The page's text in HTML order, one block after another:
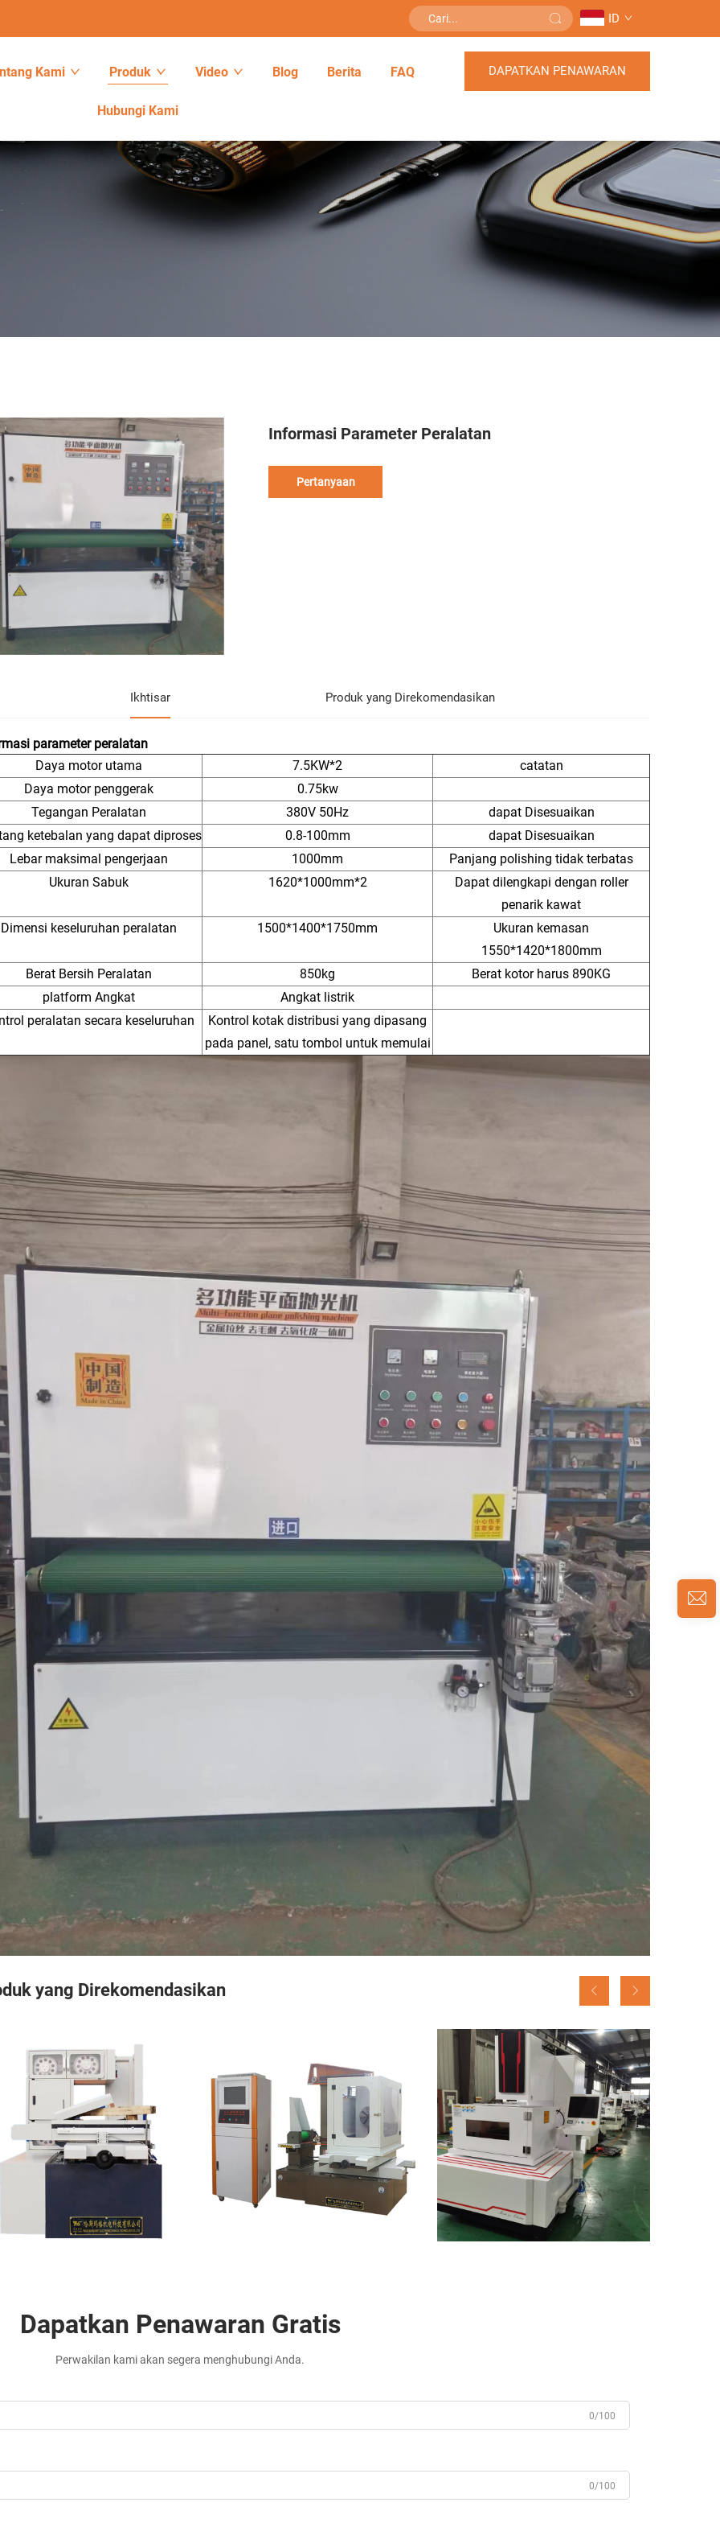
ID
Kami Produk Video Blog Berita FAQ
Hubungi Kami
DAPATKAN PENAWARAN
Informasi Parameter Peralatan
Pertanyaan
Ikhtisar Produk yang Direkomendasikan
parameter peralatan
Daya motor utama
7.5KW*2
catatan
Daya motor penggerak
0.75kw
Tegangan Peralatan
380V 50Hz
dapat Disesuaikan
ketebalan yang dapat diproses
0.8-100mm
dapat Disesuaikan
Lebar maksimal pengerjaan
1000mm
Panjang polishing tidak terbatas
Ukuran Sabuk
1620*1000mm*2
Dapat dilengkapi dengan roller
penarik kawat
Dimensi keseluruhan peralatan
1500*1400*1750mm
Ukuran kemasan
1550*1420*1800mm
Berat Bersih Peralatan
850kg
Berat kotor harus 890KG
platform Angkat
Angkat listrik
peralatan secara keseluruhan
Kontrol kotak distribusi yang dipasang
pada panel, satu tombol untuk memulai
yang Direkomendasikan
Dapatkan Penawaran Gratis
Perwakilan kami akan segera menghubungi Anda.
0/100
0/100